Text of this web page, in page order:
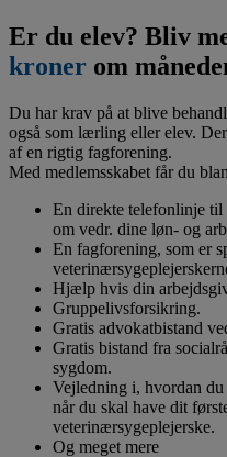
Er du elev? Bliv
kroner om
Du har krav på at blive
også som lærling eller elev.
af en rigtig fagforening.
Med medlemsskabet får du
En direkte telefonlinje
om vedr. dine løn- og
En fagforening, som er
Hjælp hvis din
Gruppelivsforsikring.
Gratis advokatbistand
Gratis bistand fra
sygdom.
Vejledning i, hvordan
når du skal have dit
veterinærsygeplejerske.
Og meget mere